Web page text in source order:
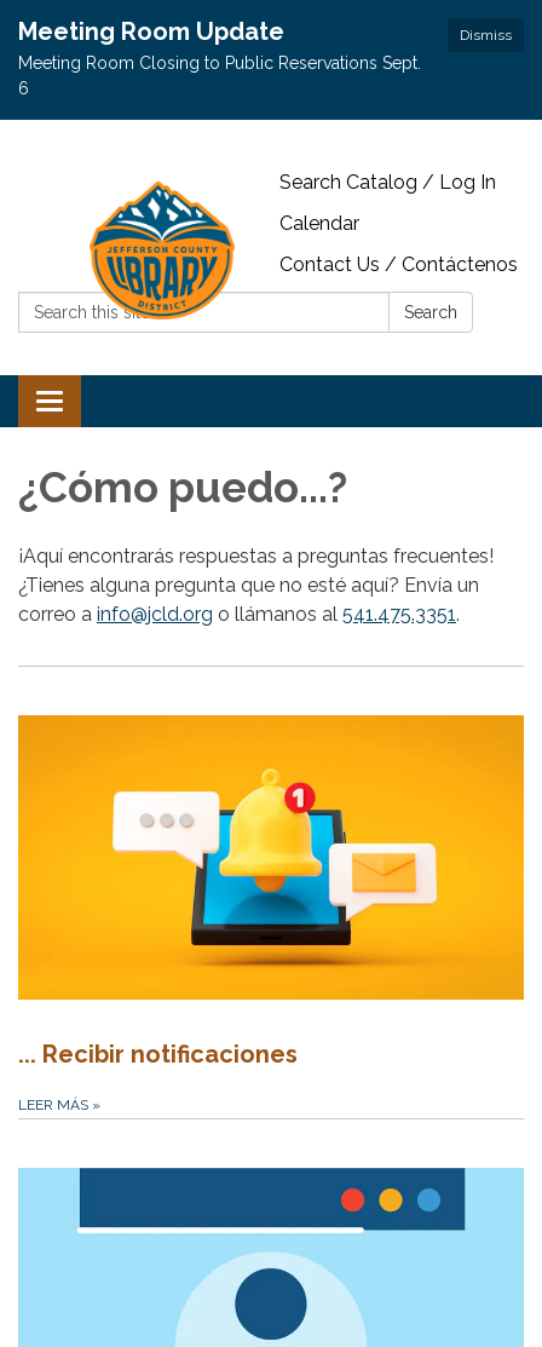
Dismiss
Meeting Room Update
Meeting Room Closing to Public Reservations Sept.
6
Search Catalog / Log In
Calendar
Contact Us / Contáctenos
Search:
Search
Toggle navigation
¿Cómo puedo...?
¡Aquí encontrarás respuestas a preguntas frecuentes!
¿Tienes alguna pregunta que no esté aquí? Envía un
correo a info@jcld.org o llámanos al 541.475.3351.
... Recibir notificaciones
LEER MÁS »